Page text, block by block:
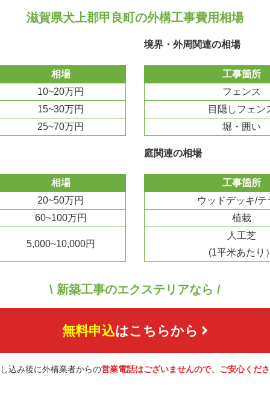
滋賀県犬上郡甲良町の外構工事費用相場
相場
10~20万円
15~30万円
25~70万円
境界・外周関連の相場
工事箇所
フェンス
目隠しフェン
堀・囲い
相場
20~50万円
60~100万円
5,000~10,000円
庭関連の相場
工事箇所
ウッドデッキ/テ
植栽
人工芝
(1平米あたり
\ 新築工事のエクステリアなら /
無料申込はこちらから
込み後に外構業者からの営業電話はございませんので、ご安心くだ